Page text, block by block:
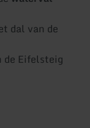
dal van de
de Eifelsteig